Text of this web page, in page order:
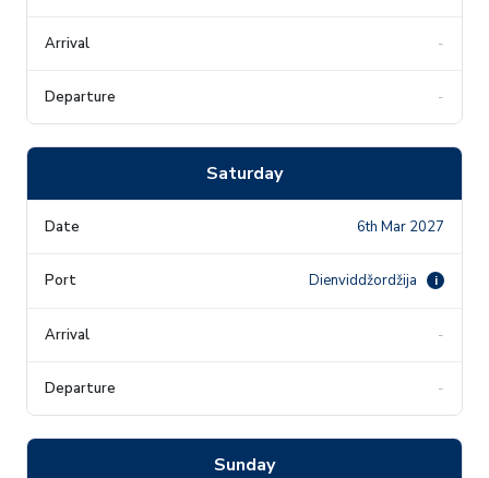
-
-
Saturday
6th Mar 2027
Dienviddžordžija i
-
-
Sunday